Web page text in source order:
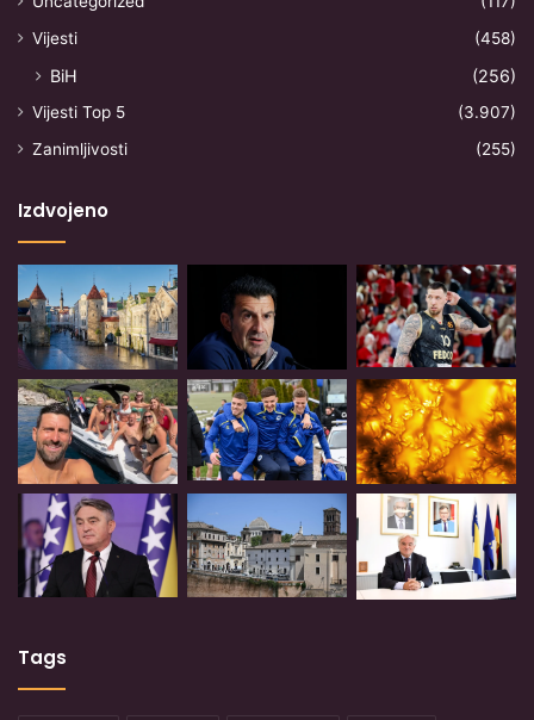
Vijesti
(458)
BiH (256)
Vijesti Top 5
(3.907)
Zanimljivosti
(255)
Izdvojeno
Tags